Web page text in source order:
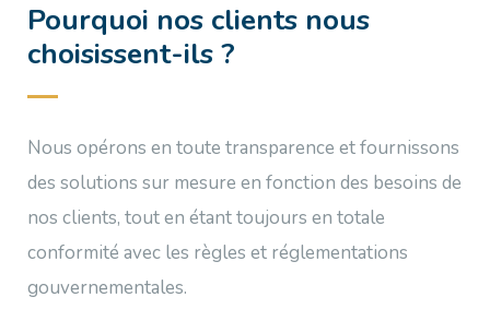
Pourquoi nos clients nous
choisissent-ils ?
Nous opérons en toute transparence et fournissons
des solutions sur mesure en fonction des besoins de
nos clients, tout en étant toujours en totale
conformité avec les règles et réglementations
gouvernementales.